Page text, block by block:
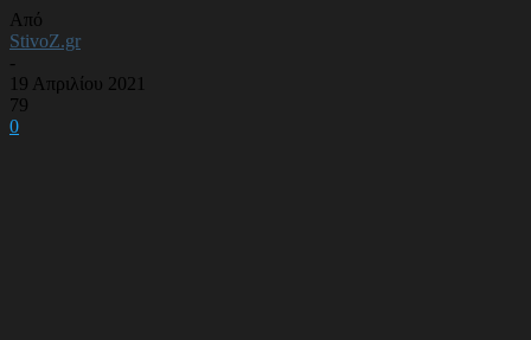
Από
StivoZ.gr
-
19 Απριλίου 2021
79
0